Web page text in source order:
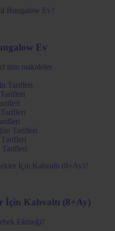
Ev
tüm makaleler
Tarifleri
Tarifleri
Tarifleri
İçin Kahvaltı (8+Ay)